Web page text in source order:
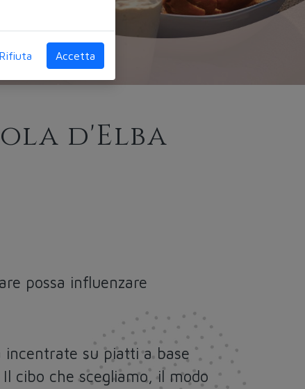
d'Elba
possa influenzare
incentrate su piatti a base
cibo che scegliamo, il modo
Rifiuta Accetta